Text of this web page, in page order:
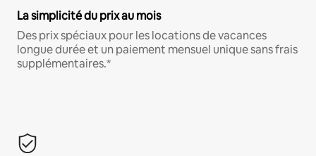
La simplicité du prix au mois
Des prix spéciaux pour les locations de vacances
longue durée et un paiement mensuel unique sans frais
supplémentaires.*